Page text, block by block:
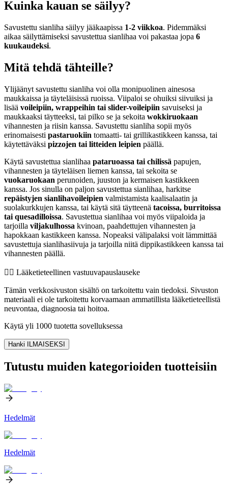
Kuinka kauan se säilyy?
Savustettu sianliha säilyy jääkaapissa 1-2 viikkoa. Pidemmäksi
aikaa säilyttämiseksi savustettua sianlihaa voi pakastaa jopa 6
kuukaudeksi.
Mitä tehdä tähteille?
Ylijäänyt savustettu sianliha voi olla monipuolinen ainesosa
maukkaissa ja täyteläisissä ruoissa. Viipaloi se ohuiksi siivuiksi ja
lisää voileipiin, wrappeihin tai slider-voileipiin savuiseksi ja
maukkaaksi täytteeksi, tai pilko se ja sekoita wokkiruokaan
vihannesten ja riisin kanssa. Savustettu sianliha sopii myös
erinomaisesti pastaruokiin tomaatti- tai grillikastikkeen kanssa, tai
käytettäväksi pizzojen tai litteiden leipien päällä.
Käytä savustettua sianlihaa pataruoassa tai chilissä papujen,
vihannesten ja täyteläisen liemen kanssa, tai sekoita se
vuokaruokaan perunoiden, juuston ja kermaisen kastikkeen
kanssa. Jos sinulla on paljon savustettua sianlihaa, harkitse
repäistyjen sianlihavoileipien valmistamista kaalisalaatin ja
suolakurkkujen kanssa, tai käytä sitä täytteenä tacoissa, burritoissa
tai quesadilloissa. Savustettua sianlihaa voi myös viipaloida ja
tarjoilla viljakulhossa kvinoan, paahdettujen vihannesten ja
hapokkaan kastikkeen kanssa. Nopeaksi välipalaksi voit lämmittää
savustettuja sianlihasiivuja ja tarjoilla niitä dippikastikkeen kanssa tai
vihannesten päällä.
👨‍⚕️️ Lääketieteellinen vastuuvapauslauseke
Tämän verkkosivuston sisältö on tarkoitettu vain tiedoksi. Sivuston
materiaali ei ole tarkoitettu korvaamaan ammatillista lääketieteellistä
neuvontaa, diagnoosia tai hoitoa.
Käytä yli 1000 tuotetta sovelluksessa
Hanki ILMAISEKSI
Tutustu muiden kategorioiden tuotteisiin
Hedelmät
Hedelmät